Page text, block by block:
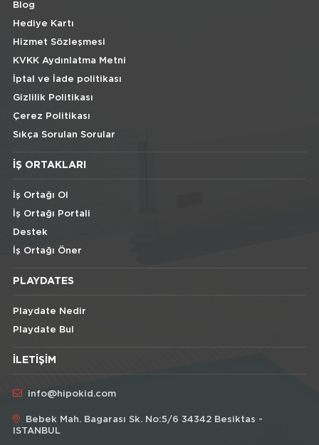
Blog
Hediye Kartı
Hizmet Sözleşmesi
KVKK Aydınlatma Metni
İptal ve İade politikası
Gizlilik Politikası
Çerez Politikası
Sıkça Sorulan Sorular
İŞ ORTAKLARI
İş Ortağı Ol
İş Ortağı Portali
Destek
İş Ortağı Öner
PLAYDATES
Playdate Nedir
Playdate Bul
İLETIŞIM
info@hipokid.com
Bebek Mah. Bagarası Sk. No:5/6 34342 Besiktas -
ISTANBUL